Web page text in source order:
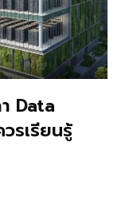
Data
รเรียนรู้